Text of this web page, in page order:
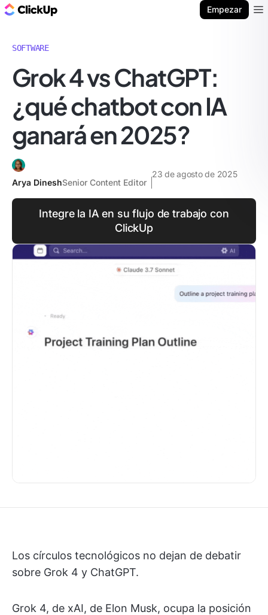
Empezar
SOFTWARE
Grok 4 vs ChatGPT:
¿qué chatbot con IA
ganará en 2025?
Arya DineshSenior Content Editor
23 de agosto de 2025
Integre la IA en su flujo de trabajo con
ClickUp
Los círculos tecnológicos no dejan de debatir
sobre Grok 4 y ChatGPT.
Grok 4, de xAI, de Elon Musk, ocupa la posición